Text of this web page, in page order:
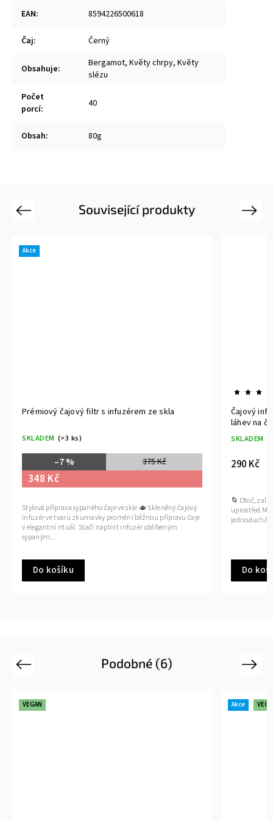
EAN: 8594226500618
Čaj: Černý
Obsahuje:
Bergamot, Květy chrpy, Květy
slézu
Počet
porcí: 40
Obsah: 80g
Související produkty
Previous
Akce
Prémiový čajový filtr s infuzérem ze skla
SKLADEM (>3 ks)
375 Kč
–7 %
348 Kč
Do košíku
Stylová příprava sypaného čaje ve skle 🫖 Skleněný čajový
infuzér ve tvaru zkumavky promění běžnou přípravu čaje
v elegantní rituál. Stačí naplnit infuzér oblíbeným
sypaným...
Čajový
láhev na
SKLADEM
290 Kč
Do
🌀 Otoč,
uprostřed
jednoduchá
Next
Podobné (6)
Previous
VEGAN Akce
Next